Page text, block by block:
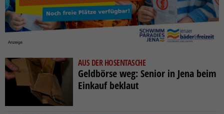
AUS DER HOSENTASCHE
Geldbörse weg: Senior in Jena beim
Einkauf beklaut